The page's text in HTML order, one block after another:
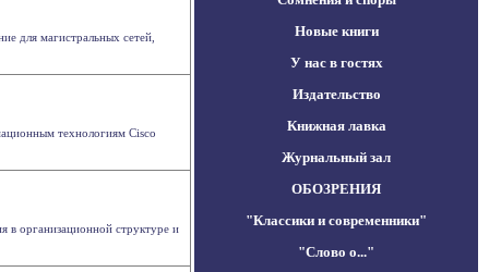
для магистральных сетей,
технологиям Cisco
в организационной структуре и
Новые книги
У нас в гостях
Издательство
Книжная лавка
Журнальный зал
ОБОЗРЕНИЯ
"Классики и современники"
"Слово о..."